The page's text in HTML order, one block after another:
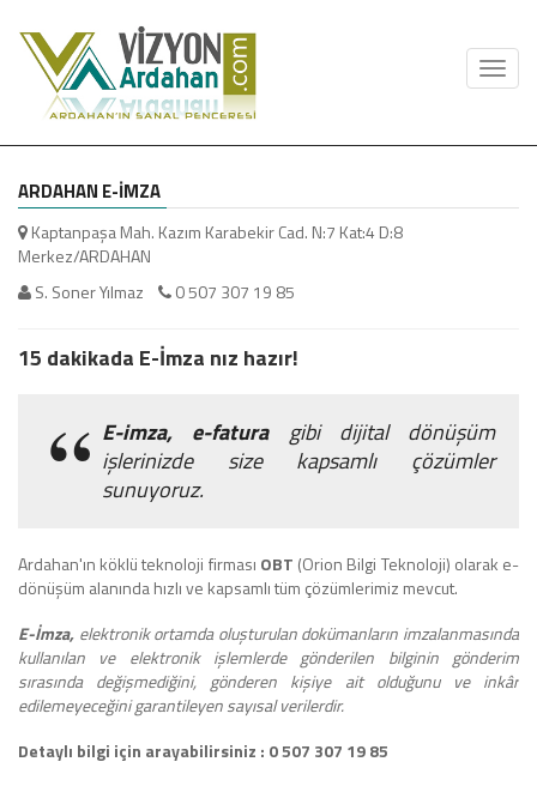
ARDAHAN E-İMZA
Kaptanpaşa Mah. Kazım Karabekir Cad. N:7 Kat:4 D:8
Merkez/ARDAHAN
S. Soner Yılmaz
0 507 307 19 85
15 dakikada E-İmza nız hazır!
E-imza, e-faturagibi dijital dönüşüm
işlerinizde size kapsamlı çözümler
sunuyoruz.
Ardahan'ın köklü teknoloji firması OBT (Orion Bilgi Teknoloji) olarak e-
dönüşüm alanında hızlı ve kapsamlı tüm çözümlerimiz mevcut.
E-İmza, elektronik ortamda oluşturulan dokümanların imzalanmasında
kullanılan ve elektronik işlemlerde gönderilen bilginin gönderim
sırasında değişmediğini, gönderen kişiye ait olduğunu ve inkâr
edilemeyeceğini garantileyen sayısal verilerdir.
Detaylı bilgi için arayabilirsiniz : 0 507 307 19 85